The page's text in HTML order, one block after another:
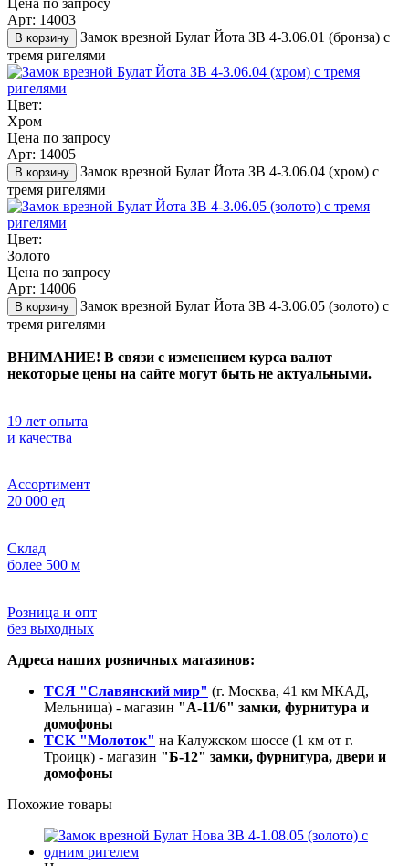
Цена по запросу
Арт: 14003
В корзину
Замок врезной Булат Йота ЗВ 4-3.06.01 (бронза) с
тремя ригелями
Цвет:
Хром
Цена по запросу
Арт: 14005
В корзину
Замок врезной Булат Йота ЗВ 4-3.06.04 (хром) с
тремя ригелями
Цвет:
Золото
Цена по запросу
Арт: 14006
В корзину
Замок врезной Булат Йота ЗВ 4-3.06.05 (золото) с
тремя ригелями
ВНИМАНИЕ! В связи с изменением курса валют
некоторые цены на сайте могут быть не актуальными.
19 лет опыта
и качества
Ассортимент
20 000 ед
Склад
более 500 м
Розница и опт
без выходных
Адреса наших розничных магазинов:
ТСЯ "Славянский мир" (г. Москва, 41 км МКАД,
Мельница) - магазин "А-11/6" замки, фурнитура и
домофоны
ТСК "Молоток" на Калужском шоссе (1 км от г.
Троицк) - магазин "Б-12" замки, фурнитура, двери и
домофоны
Похожие товары